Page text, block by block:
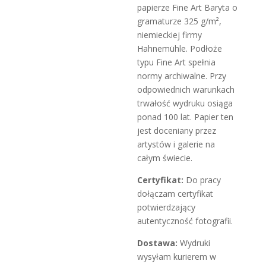
papierze Fine Art Baryta o
gramaturze 325 g/m²,
niemieckiej firmy
Hahnemühle. Podłoże
typu Fine Art spełnia
normy archiwalne. Przy
odpowiednich warunkach
trwałość wydruku osiąga
ponad 100 lat. Papier ten
jest doceniany przez
artystów i galerie na
całym świecie.
Certyfikat: Do pracy
dołączam certyfikat
potwierdzający
autentyczność fotografii.
Dostawa: Wydruki
wysyłam kurierem w